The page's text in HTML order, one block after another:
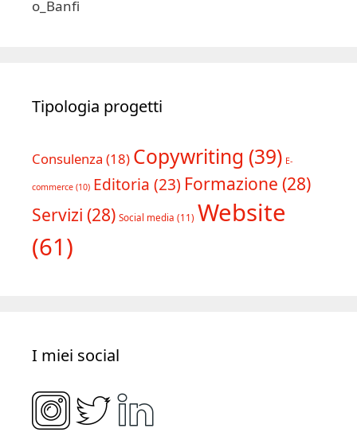
Tipologia progetti
Consulenza (18) Copywriting (39) E-
commerce (10) Editoria (23) Formazione (28)
Servizi (28) Social media (11) Website
(61)
I miei social